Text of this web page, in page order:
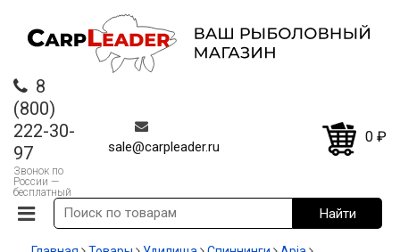
8
(800)
222-30-
97
Звонок по
России —
бесплатный
sale@carpleader.ru
0 ₽